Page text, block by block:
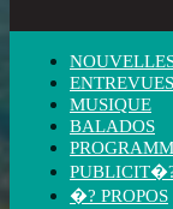
ENTREVUES
MUSIQUE
BALADOS
�? PROPOS